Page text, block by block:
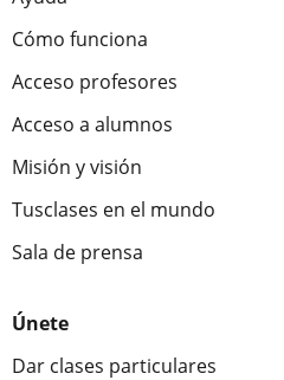
Cómo funciona
Acceso profesores
Acceso a alumnos
Misión y visión
Tusclases en el mundo
Sala de prensa
Únete
Dar clases particulares